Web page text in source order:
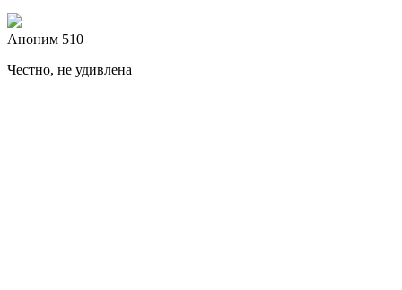
Аноним 510
Честно, не удивлена